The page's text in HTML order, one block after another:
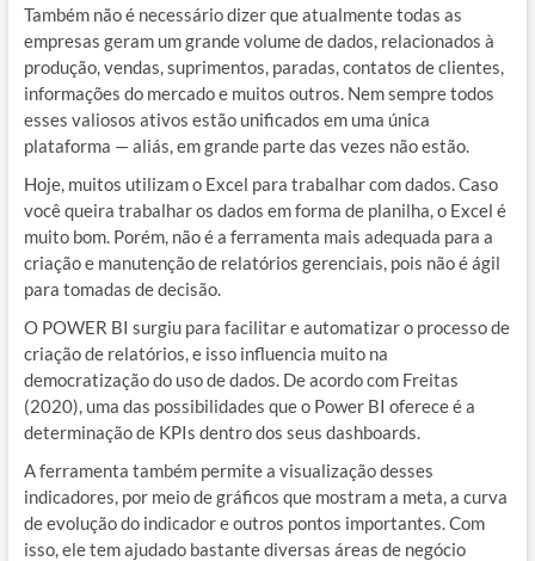
Também não é necessário dizer que atualmente todas as
empresas geram um grande volume de dados, relacionados à
produção, vendas, suprimentos, paradas, contatos de clientes,
informações do mercado e muitos outros. Nem sempre todos
esses valiosos ativos estão unificados em uma única
plataforma — aliás, em grande parte das vezes não estão.
Hoje, muitos utilizam o Excel para trabalhar com dados. Caso
você queira trabalhar os dados em forma de planilha, o Excel é
muito bom. Porém, não é a ferramenta mais adequada para a
criação e manutenção de relatórios gerenciais, pois não é ágil
para tomadas de decisão.
O POWER BI surgiu para facilitar e automatizar o processo de
criação de relatórios, e isso influencia muito na
democratização do uso de dados. De acordo com Freitas
(2020), uma das possibilidades que o Power BI oferece é a
determinação de KPIs dentro dos seus dashboards.
A ferramenta também permite a visualização desses
indicadores, por meio de gráficos que mostram a meta, a curva
de evolução do indicador e outros pontos importantes. Com
isso, ele tem ajudado bastante diversas áreas de negócio